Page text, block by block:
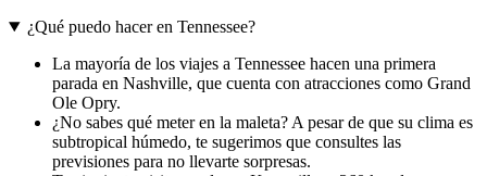
¿Qué puedo hacer en Tennessee?
La mayoría de los viajes a Tennessee hacen una primera
parada en Nashville, que cuenta con atracciones como Grand
Ole Opry.
¿No sabes qué meter en la maleta? A pesar de que su clima es
subtropical húmedo, te sugerimos que consultes las
previsiones para no llevarte sorpresas.